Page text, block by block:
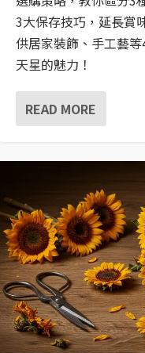
3大保存技巧，延長賞
供居家裝飾、手工藝
天星的魅力！
READ MORE